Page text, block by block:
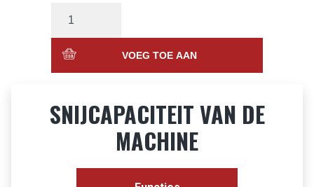
VOEG TOE AAN
SNIJCAPACITEIT VAN DE
MACHINE